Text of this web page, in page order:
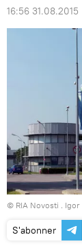
16:56 31.08.2015
© RIA Novosti . Igor
S'abonner